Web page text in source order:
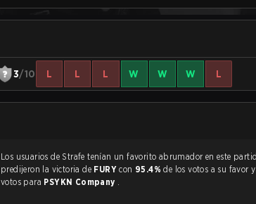
3/10 L L L W W W L
Los usuarios de Strafe tenían un favorito abrumador en este partido, y
predijeron la victoria de FURYcon 95.4%de los votos a su favor y
votos para PSYKN Company .